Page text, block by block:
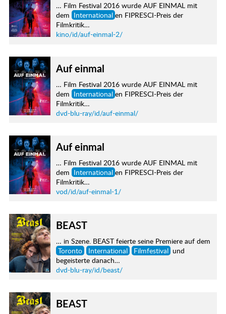
… Film Festival 2016 wurde AUF EINMAL mit
dem International en FIPRESCI-Preis der
Filmkritik…
kino/id/auf-einmal-2/
Auf einmal
… Film Festival 2016 wurde AUF EINMAL mit
dem International en FIPRESCI-Preis der
Filmkritik…
dvd-blu-ray/id/auf-einmal/
Auf einmal
… Film Festival 2016 wurde AUF EINMAL mit
dem International en FIPRESCI-Preis der
Filmkritik…
vod/id/auf-einmal-1/
BEAST
… in Szene. BEAST feierte seine Premiere auf dem
Toronto
International Filmfestival und
begeisterte danach…
dvd-blu-ray/id/beast/
BEAST